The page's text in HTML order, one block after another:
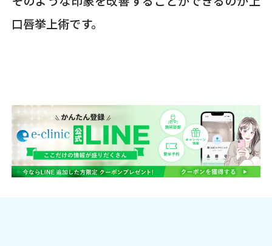
口唇挙上術です。